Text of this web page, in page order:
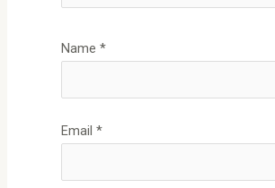
Name*
Email*